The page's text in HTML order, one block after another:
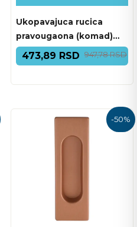
Ukopavajuca rucica
pravougaona (komad)
3663AC F.15 ANTRACIT
473,89 RSD 947,78 RSD
-50%